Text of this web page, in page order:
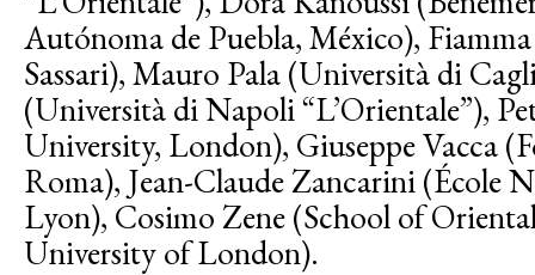
Autónoma de Puebla, México),
Sassari), Mauro Pala (Università di
(Università di Napoli “L’Orientale”),
University, London), Giuseppe Vacca
Roma), Jean-Claude Zancarini (École
Lyon), Cosimo Zene (School of
University of London).